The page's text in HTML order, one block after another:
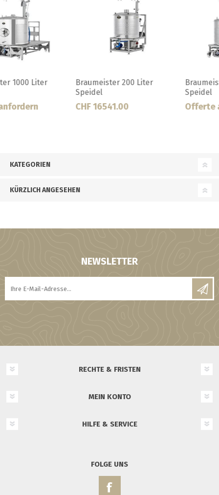
Braumeister 200 Liter
CHF 16541.00
Braumeister 500 Liter
Offerte anfordern
KATEGORIEN
KÜRZLICH ANGESEHEN
NEWSLETTER
RECHTE & FRISTEN
MEIN KONTO
HILFE & SERVICE
FOLGE UNS